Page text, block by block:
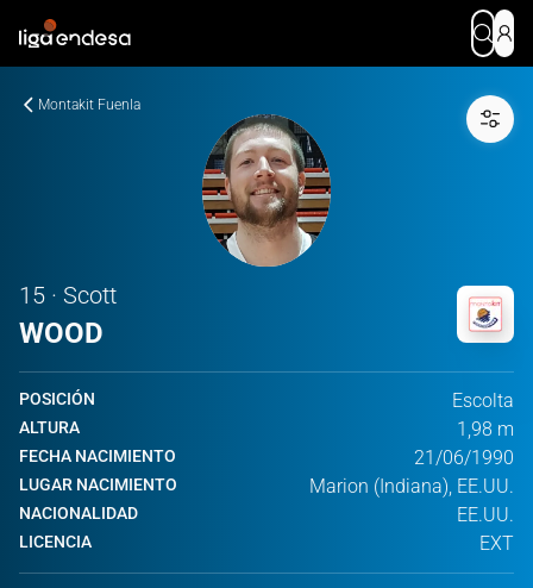
Montakit Fuenla
15 · Scott
WOOD
POSICIÓN Escolta
ALTURA 1,98 m
FECHA NACIMIENTO 21/06/1990
LUGAR NACIMIENTO Marion (Indiana), EE.UU.
NACIONALIDAD EE.UU.
LICENCIA EXT